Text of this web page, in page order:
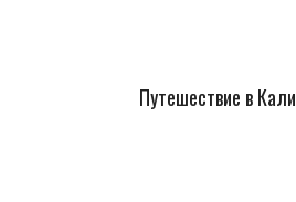
Путешествие в